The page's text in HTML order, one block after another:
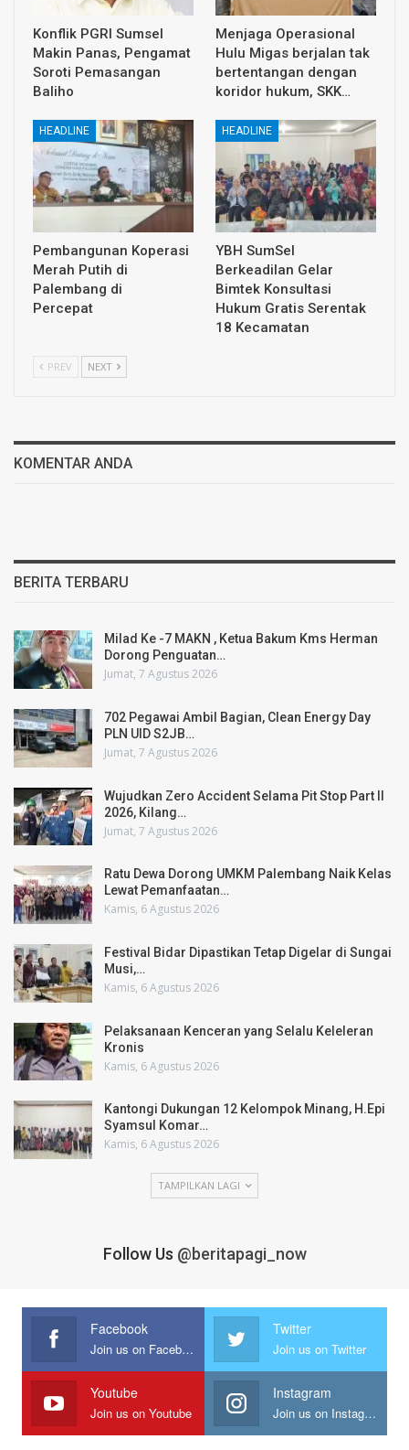
Konflik PGRI Sumsel
Makin Panas, Pengamat
Soroti Pemasangan
Baliho
Menjaga Operasional
Hulu Migas berjalan tak
bertentangan dengan
koridor hukum, SKK…
HEADLINE
Pembangunan Koperasi
Merah Putih di
Palembang di
Percepat
HEADLINE
YBH SumSel
Berkeadilan Gelar
Bimtek Konsultasi
Hukum Gratis Serentak
18 Kecamatan
PREV NEXT
KOMENTAR ANDA
BERITA TERBARU
Milad Ke -7 MAKN , Ketua Bakum Kms Herman
Dorong Penguatan…
Jumat, 7 Agustus 2026
702 Pegawai Ambil Bagian, Clean Energy Day
PLN UID S2JB…
Jumat, 7 Agustus 2026
Wujudkan Zero Accident Selama Pit Stop Part II
2026, Kilang…
Jumat, 7 Agustus 2026
Ratu Dewa Dorong UMKM Palembang Naik Kelas
Lewat Pemanfaatan…
Kamis, 6 Agustus 2026
Festival Bidar Dipastikan Tetap Digelar di Sungai
Musi,…
Kamis, 6 Agustus 2026
Pelaksanaan Kenceran yang Selalu Keleleran
Kronis
Kamis, 6 Agustus 2026
Kantongi Dukungan 12 Kelompok Minang, H.Epi
Syamsul Komar…
Kamis, 6 Agustus 2026
TAMPILKAN LAGI
Follow Us @beritapagi_now
Facebook
Join us on Facebook
Twitter
Join us on Twitter
Youtube
Join us on Youtube
Instagram
Join us on Instagram